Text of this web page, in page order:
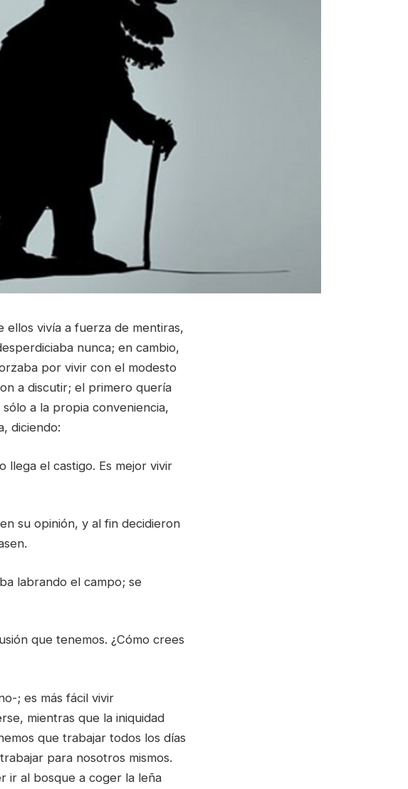
vivía a fuerza de mentiras,
nunca; en cambio,
por vivir con el modesto
a discutir; el primero quería
a la propia conveniencia,
diciendo:
llega el castigo. Es mejor vivir
su opinión, y al fin decidieron
labrando el campo; se
que tenemos. ¿Cómo crees
; es más fácil vivir
mientras que la iniquidad
que trabajar todos los días
para nosotros mismos.
ir al bosque a coger la leña